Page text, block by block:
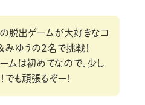
脱出ゲームが大好きなコ
みゆうの2名で挑戦！
ムは初めてなので、少し
も頑張るぞー！